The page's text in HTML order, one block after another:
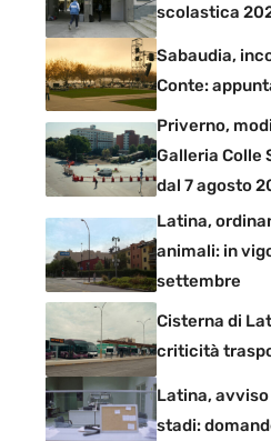
scolastica
Sabaudia,
Conte:
Priverno,
Galleria Colle
dal 7 agosto
Latina,
animali: in
settembre
Cisterna di
criticità
Latina,
stadi: